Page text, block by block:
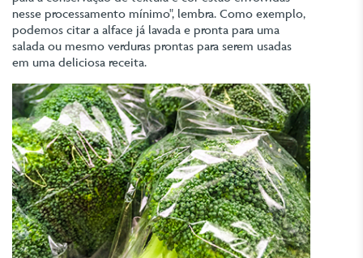
nesse processamento mínimo", lembra. Como exemplo,
podemos citar a alface já lavada e pronta para uma
salada ou mesmo verduras prontas para serem usadas
em uma deliciosa receita.